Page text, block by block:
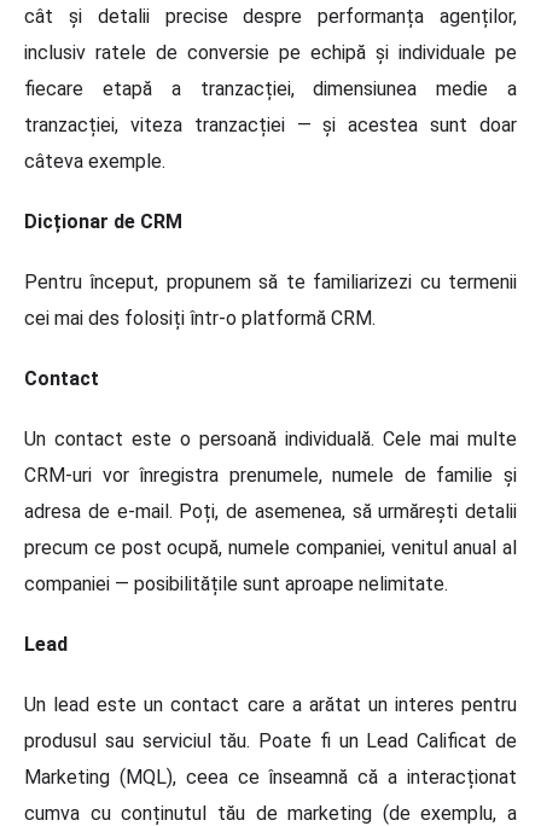
cât și detalii precise despre performanța agenților,
inclusiv ratele de conversie pe echipă și individuale pe
fiecare etapă a tranzacției, dimensiunea medie a
tranzacției, viteza tranzacției — și acestea sunt doar
câteva exemple.
Dicționar de CRM
Pentru început, propunem să te familiarizezi cu termenii
cei mai des folosiți într-o platformă CRM.
Contact
Un contact este o persoană individuală. Cele mai multe
CRM-uri vor înregistra prenumele, numele de familie și
adresa de e-mail. Poți, de asemenea, să urmărești detalii
precum ce post ocupă, numele companiei, venitul anual al
companiei — posibilitățile sunt aproape nelimitate.
Lead
Un lead este un contact care a arătat un interes pentru
produsul sau serviciul tău. Poate fi un Lead Calificat de
Marketing (MQL), ceea ce înseamnă că a interacționat
cumva cu conținutul tău de marketing (de exemplu, a